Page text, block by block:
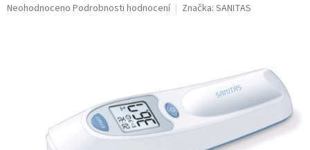
Průměrné
Neohodnoceno Podrobnosti hodnocení Značka: SANITAS